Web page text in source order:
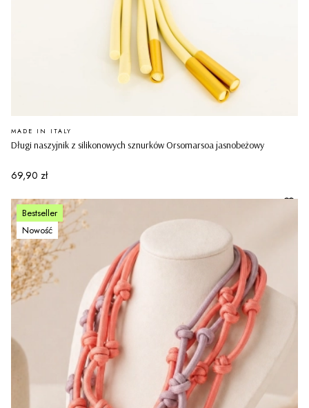
Długi naszyjnik z silikonowych sznurków Orsomarsoa jasnobeżowy
PRODUCENT
MADE IN ITALY
Cena
69,90 zł
Bestseller
Nowość